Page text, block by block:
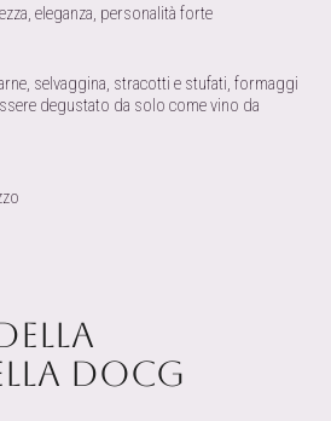
eleganza, personalità forte
selvaggina, stracotti e stufati, formaggi
degustato da solo come vino da
DOCG